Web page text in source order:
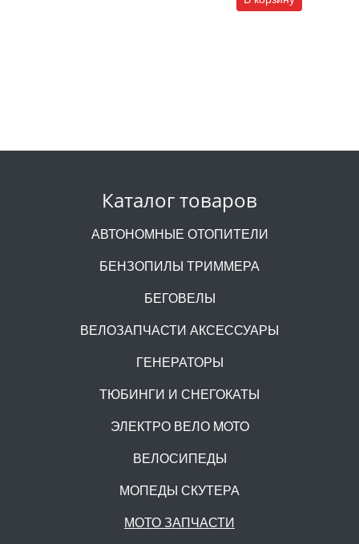
Каталог товаров
АВТОНОМНЫЕ ОТОПИТЕЛИ
БЕНЗОПИЛЫ ТРИММЕРА
БЕГОВЕЛЫ
ВЕЛОЗАПЧАСТИ АКСЕССУАРЫ
ГЕНЕРАТОРЫ
ТЮБИНГИ И СНЕГОКАТЫ
ЭЛЕКТРО ВЕЛО MOTO
ВЕЛОСИПЕДЫ
МОПЕДЫ СКУТЕРА
МОТО ЗАПЧАСТИ